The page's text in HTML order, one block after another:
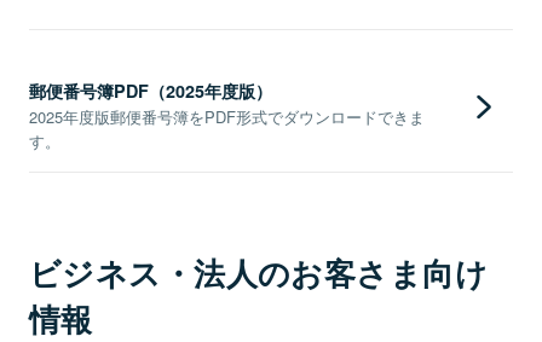
郵便番号簿PDF（2025年度版）
2025年度版郵便番号簿をPDF形式でダウンロードできま
す。
ビジネス・法人のお客さま向け
情報